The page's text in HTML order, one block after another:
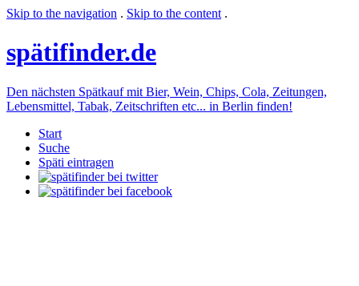
Skip to the navigation . Skip to the content .
spätifinder.de
Den nächsten Spätkauf mit Bier, Wein, Chips, Cola, Zeitungen,
Lebensmittel, Tabak, Zeitschriften etc... in Berlin finden!
Start
Suche
Späti eintragen